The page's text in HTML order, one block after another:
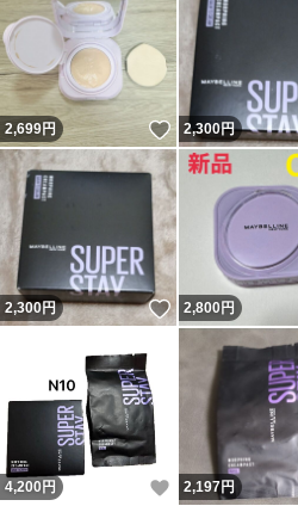
2,699円 いいね！
2,300円
2,300円 いいね！
2,800円
4,200 円 いいね！
2,197円